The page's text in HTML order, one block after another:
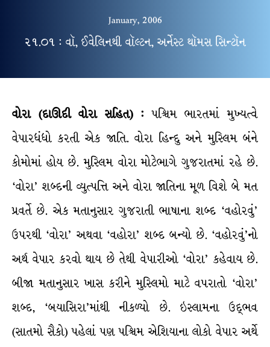
January, 2006
૨૧.૦૧ : વૉ, ઈવેલિનથી વૉલ્ટન, અર્નેસ્ટ થૉમસ સિન્ટૉન
વોરા (દાઊદી વોરા સહિત) : પશ્ચિમ ભારતમાં મુખ્યત્વે
વેપારધંધો કરતી એક જાતિ. વોરા હિન્દુ અને મુસ્લિમ બંને
કોમોમાં હોય છે. મુસ્લિમ વોરા મોટેભાગે ગુજરાતમાં રહે છે.
‘વોરા’ શબ્દની વ્યુત્પત્તિ અને વોરા જાતિના મૂળ વિશે બે મત
પ્રવર્તે છે. એક મતાનુસાર ગુજરાતી ભાષાના શબ્દ ‘વહોરવું’
ઉપરથી ‘વોરા’ અથવા ‘વહોરા’ શબ્દ બન્યો છે. ‘વહોરવું’નો
અર્થ વેપાર કરવો થાય છે તેથી વેપારીઓ ‘વોરા’ કહેવાય છે.
બીજા મતાનુસાર ખાસ કરીને મુસ્લિમો માટે વપરાતો ‘વોરા’
શબ્દ, ‘બયાસિરા’માંથી નીકળ્યો છે. ઇસ્લામના ઉદ્ભવ
(સાતમો સૈકો) પહેલાં પણ પશ્ચિમ એશિયાના લોકો વેપાર અર્થે